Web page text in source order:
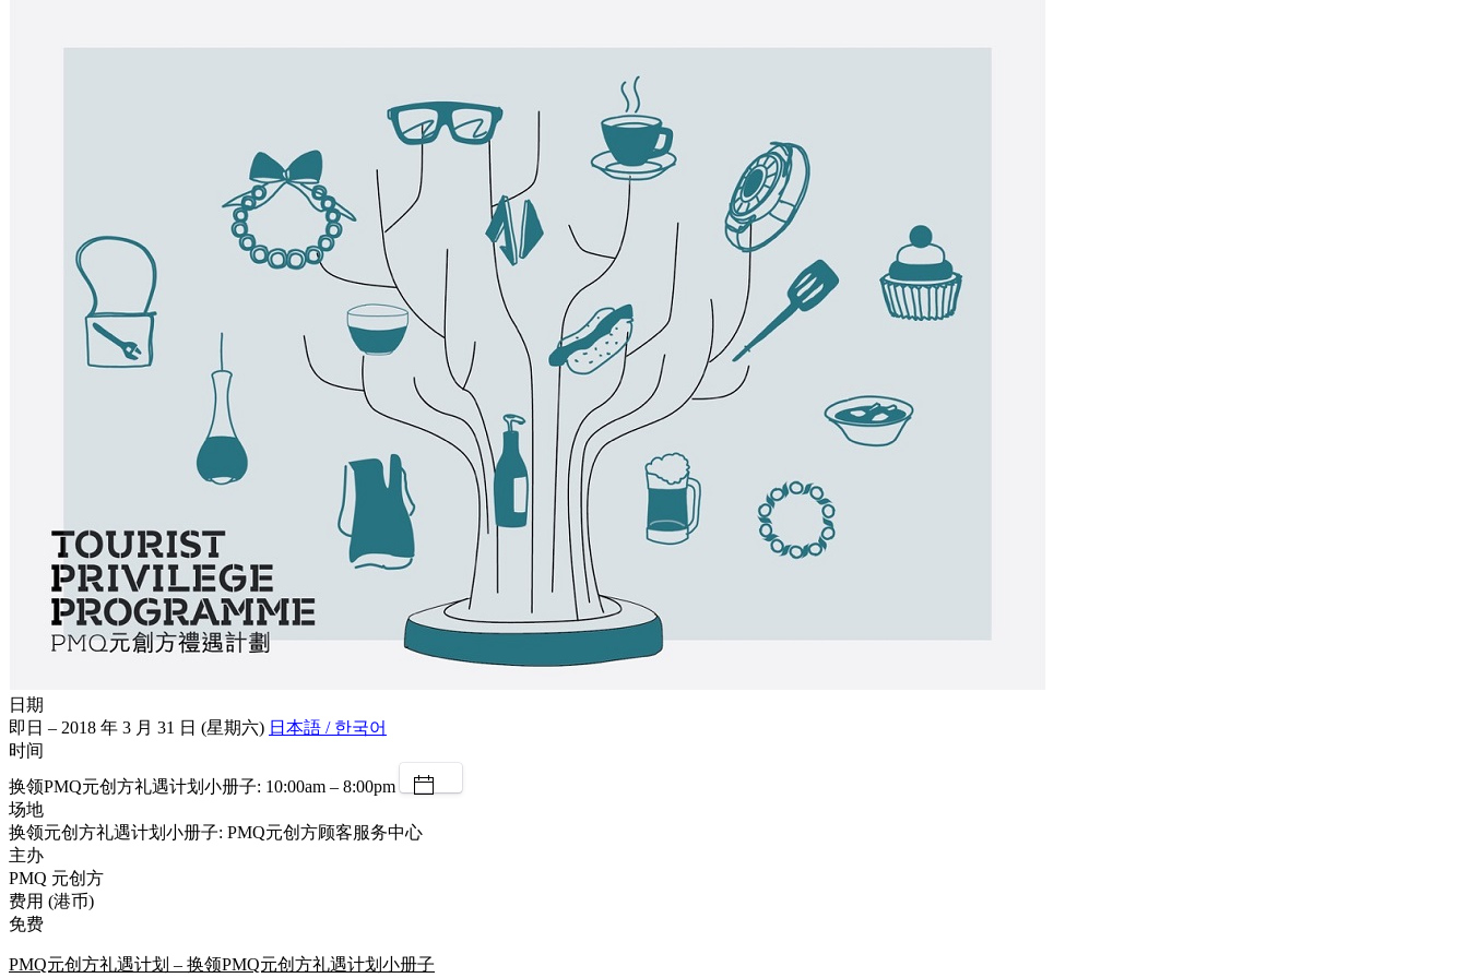
日期
即日 – 2018 年 3 月 31 日 (星期六) 日本語 / 한국어
时间
换领PMQ元创方礼遇计划小册子: 10:00am – 8:00pm
场地
换领元创方礼遇计划小册子: PMQ元创方顾客服务中心
主办
PMQ 元创方
费用 (港币)
免费
PMQ元创方礼遇计划 – 换领PMQ元创方礼遇计划小册子